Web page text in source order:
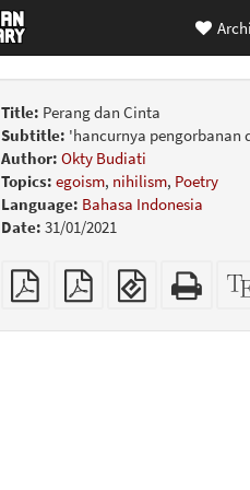
Title: Perang dan Cinta
Subtitle: 'hancurnya pengorbanan
Author: Okty Budiati
Topics: egoism, nihilism, Poetry
Language: Bahasa Indonesia
Date: 31/01/2021
Plain
PDF
A4
imposed
EPUB
(for
HTML